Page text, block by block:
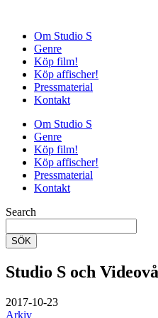
Om Studio S
Genre
Köp film!
Köp affischer!
Pressmaterial
Kontakt
Om Studio S
Genre
Köp film!
Köp affischer!
Pressmaterial
Kontakt
Search
SÖK
Studio S och
2017-10-23
Arkiv